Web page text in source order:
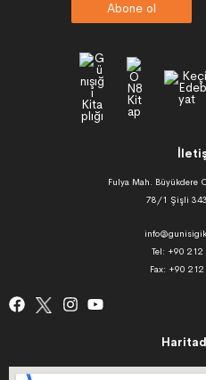
Abone ol
Fulya Mah. Büyükdere
78/1 Şişli
Tel: +90
Fax: +90